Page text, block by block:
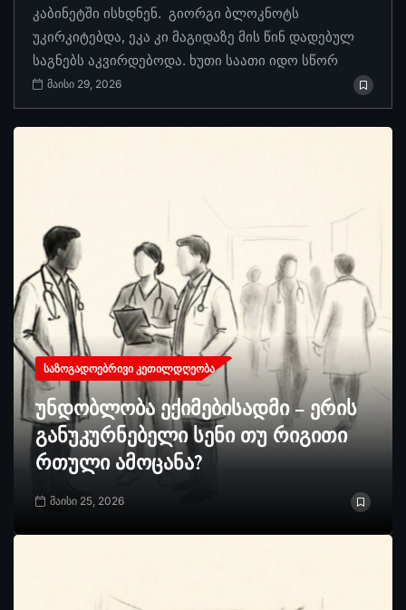
კაბინეტში ისხდნენ. გიორგი ბლოკნოტს
უკირკიტებდა, ეკა კი მაგიდაზე მის წინ დადებულ
საგნებს აკვირდებოდა. ხუთი საათი იდო სწორ
მაისი 29, 2026
ᲡᲐᲖᲝᲒᲐᲓᲝᲔᲑᲠᲘᲕᲘ ᲙᲔᲗᲘᲚᲓᲦᲔᲝᲑᲐ
უნდობლობა ექიმებისადმი – ერის
განუკურნებელი სენი თუ რიგითი
რთული ამოცანა?
მაისი 25, 2026